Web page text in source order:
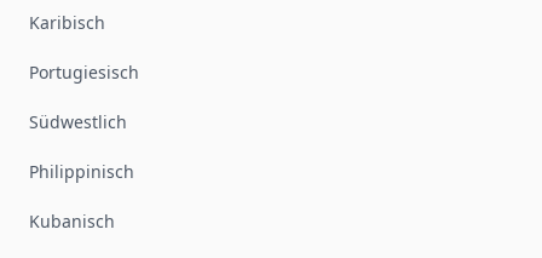
Karibisch
Portugiesisch
Südwestlich
Philippinisch
Kubanisch